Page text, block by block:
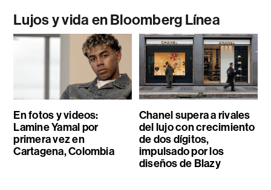
Lujos y vida en Bloomberg Línea
En fotos y videos:
Lamine Yamal por
primera vez en
Cartagena, Colombia
Chanel supera a rivales
del lujo con crecimiento
de dos dígitos,
impulsado por los
diseños de Blazy